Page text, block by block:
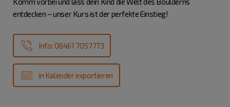
entdecken – unser Kurs ist der perfekte Einstieg!
Info: 08461 7057773
in Kalender exportieren